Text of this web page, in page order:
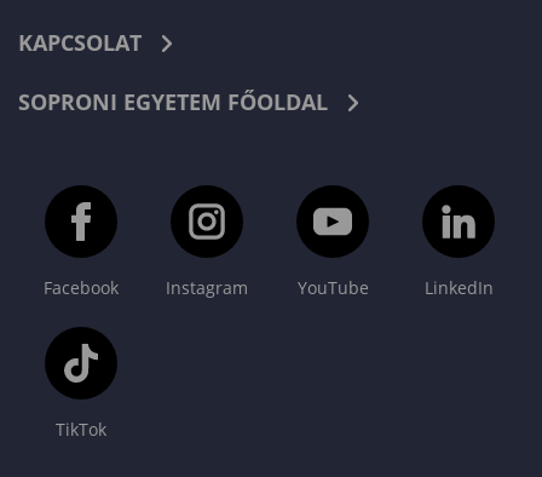
KAPCSOLAT
SOPRONI EGYETEM FŐOLDAL
Facebook Instagram YouTube LinkedIn
TikTok